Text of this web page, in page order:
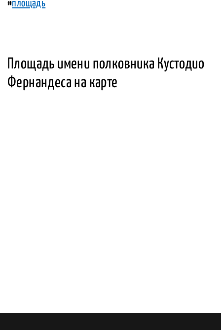
#площадь
Площадь имени полковника Кустодио
Фернандеса на карте